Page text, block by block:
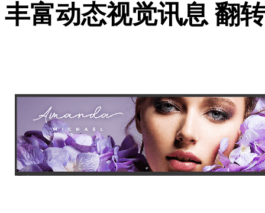
丰富动态视觉讯息 翻